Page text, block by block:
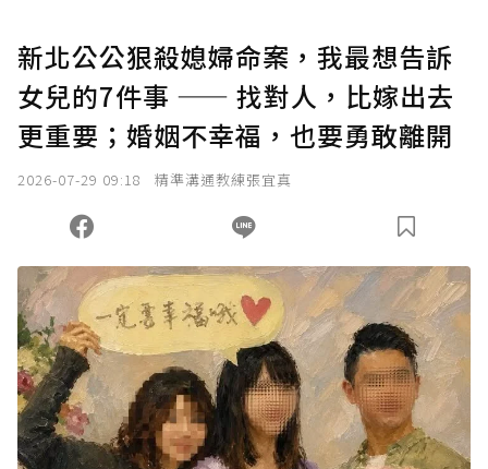
新北公公狠殺媳婦命案，我最想告訴
女兒的7件事 —— 找對人，比嫁出去
更重要；婚姻不幸福，也要勇敢離開
2026-07-29 09:18 精準溝通教練張宜真